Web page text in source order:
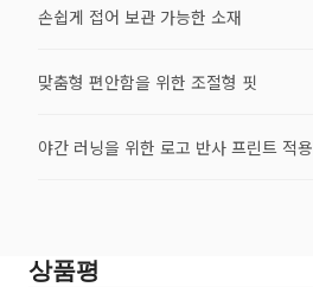
손쉽게 접어 보관 가능한 소재
맞춤형 편안함을 위한 조절형 핏
야간 러닝을 위한 로고 반사 프린트 적용
상품평